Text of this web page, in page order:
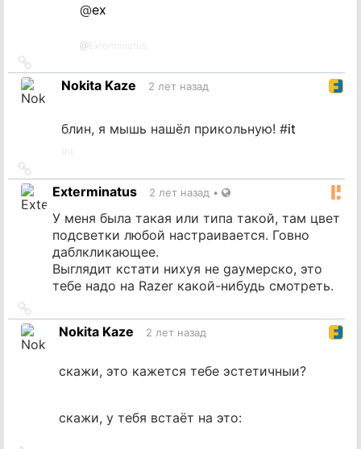
@ex
@
на
источникNokita Kaze 2 лет назад
блин, я мышь нашёл прикольную! #it
на
источник
Exterminatus 2 лет назад •
У меня была такая или типа такой, там цвет
подсветки любой настраивается. Говно
даблкликающее.
Выглядит кстати нихуя не gayмерско, это
тебе надо на Razer какой-нибудь смотреть.
на
источникNokita Kaze 2 лет назад
скажи, это кажется тебе эстетичныи?
скажи, у тебя встаёт на это: